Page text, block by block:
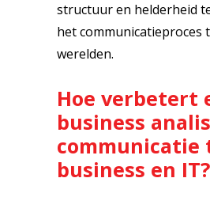
structuur en helderheid
het communicatieproces
werelden.
Hoe verbetert
business
communicatie
business en IT?